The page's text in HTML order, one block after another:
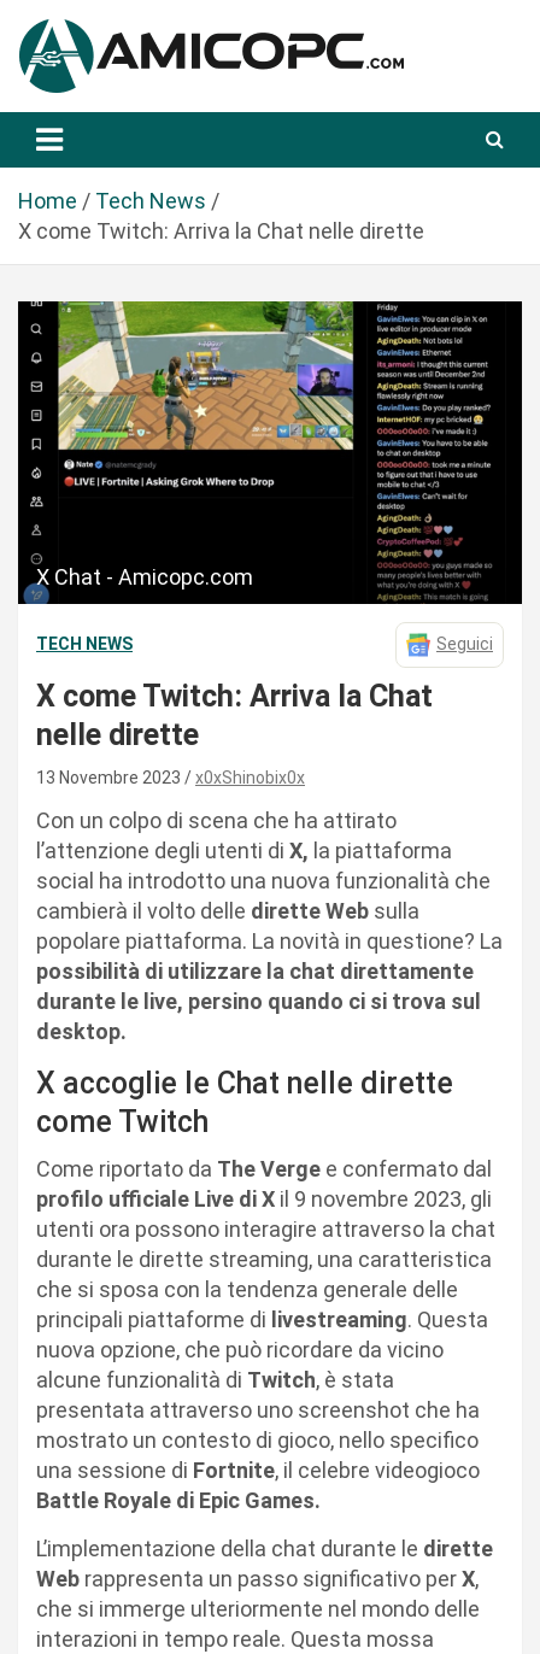
a
Amicopc.com
Home
Tech News
X come Twitch: Arriva la Chat nelle dirette
X Chat - Amicopc.com
TECH NEWS Seguici
X come Twitch: Arriva la Chat
nelle dirette
13 Novembre 2023 x0xShinobix0x
Con un colpo di scena che ha attirato
l’attenzione degli utenti di X, la piattaforma
social ha introdotto una nuova funzionalità che
cambierà il volto delle dirette Web sulla
popolare piattaforma. La novità in questione? La
possibilità di utilizzare la chat direttamente
durante le live, persino quando ci si trova sul
desktop.
X accoglie le Chat nelle dirette
come Twitch
Come riportato da The Verge e confermato dal
profilo ufficiale Live di X il 9 novembre 2023, gli
utenti ora possono interagire attraverso la chat
durante le dirette streaming, una caratteristica
che si sposa con la tendenza generale delle
principali piattaforme di livestreaming. Questa
nuova opzione, che può ricordare da vicino
alcune funzionalità di Twitch, è stata
presentata attraverso uno screenshot che ha
mostrato un contesto di gioco, nello specifico
una sessione di Fortnite, il celebre videogioco
Battle Royale di Epic Games.
L’implementazione della chat durante le dirette
Web rappresenta un passo significativo perX,
che si immerge ulteriormente nel mondo delle
interazioni in tempo reale. Questa mossa